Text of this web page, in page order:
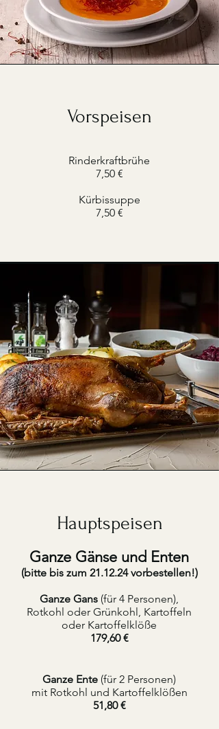
Vorspeisen
Rinderkraftbrühe
7,50 €
Kürbissuppe
7,50 €
Hauptspeisen
Ganze Gänse und Enten
(bitte bis zum 21.12.24 vorbestellen!)
Ganze Gans (für 4 Personen),
Rotkohl oder Grünkohl, Kartoffeln
oder Kartoffelklöße
179,60 €
Ganze Ente (für 2 Personen)
mit Rotkohl und Kartoffelklößen
51,80 €